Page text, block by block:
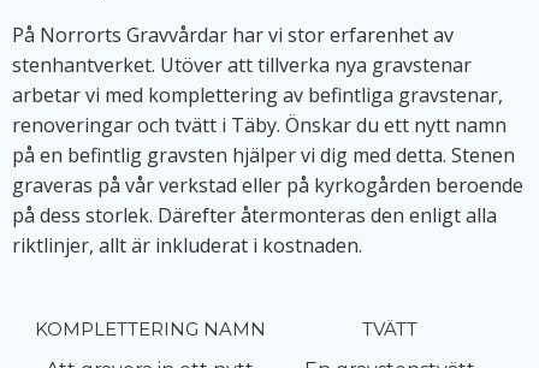
På Norrorts Gravvårdar har vi stor erfarenhet av
stenhantverket. Utöver att tillverka nya gravstenar
arbetar vi med komplettering av befintliga gravstenar,
renoveringar och tvätt i Täby. Önskar du ett nytt namn
på en befintlig gravsten hjälper vi dig med detta. Stenen
graveras på vår verkstad eller på kyrkogården beroende
på dess storlek. Därefter återmonteras den enligt alla
riktlinjer, allt är inkluderat i kostnaden.
KOMPLETTERING NAMN
TVÄTT